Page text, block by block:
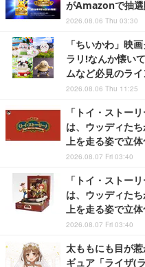
がAmazonで抽
2026.08.06 Thu 03:30
「ちいかわ」映
ラリ!なんか懐い
ムなど必見のラ
2026.08.06 Thu 11:25
「トイ・ストー
は、ウッディた
上を走る姿で立
2026.08.07 Fri 03:40
「トイ・ストー
は、ウッディた
上を走る姿で立
2026.08.07 Fri 03:40
太ももにも目が
ギュア「ライザ(